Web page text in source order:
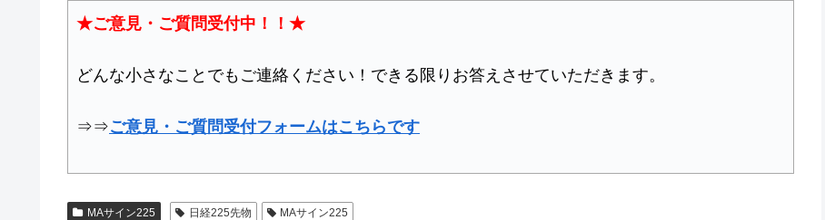
★ご意見・ご質問受付中！！★
どんな小さなことでもご連絡ください！できる限りお答えさせていただきます。
⇒⇒ご意見・ご質問受付フォームはこちらです
MAサイン225 日経225先物 MAサイン225